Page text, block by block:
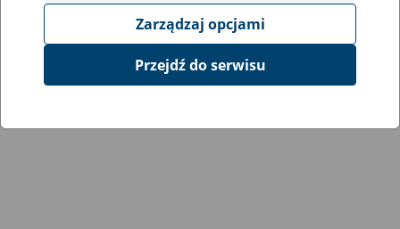
Zarządzaj opcjami
Przejdź do serwisu